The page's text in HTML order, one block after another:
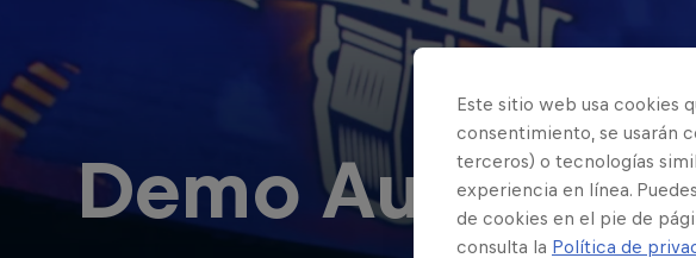
Demo Audiencia
Este sitio web usa cookies
consentimiento, se usarán
terceros) o tecnologías
experiencia en línea.
de cookies en el pie de
consulta la Política de